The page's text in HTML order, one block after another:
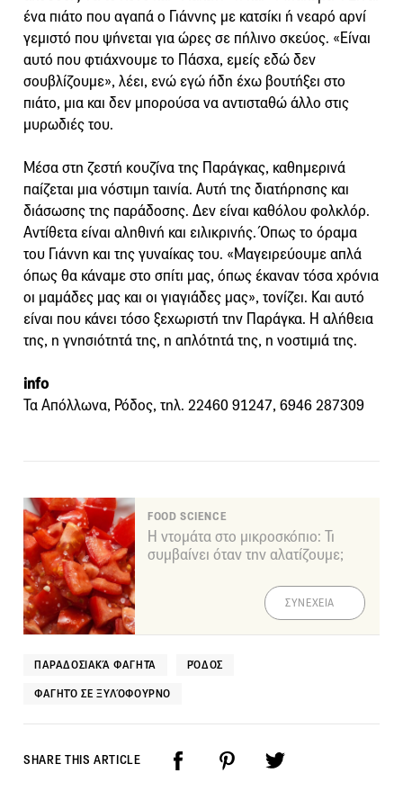
ένα πιάτο που αγαπά ο Γιάννης με κατσίκι ή νεαρό αρνί
γεμιστό που ψήνεται για ώρες σε πήλινο σκεύος. «Είναι
αυτό που φτιάχνουμε το Πάσχα, εμείς εδώ δεν
σουβλίζουμε», λέει, ενώ εγώ ήδη έχω βουτήξει στο
πιάτο, μια και δεν μπορούσα να αντισταθώ άλλο στις
μυρωδιές του.
Μέσα στη ζεστή κουζίνα της Παράγκας, καθημερινά
παίζεται μια νόστιμη ταινία. Αυτή της διατήρησης και
διάσωσης της παράδοσης. Δεν είναι καθόλου φολκλόρ.
Αντίθετα είναι αληθινή και ειλικρινής. Όπως το όραμα
του Γιάννη και της γυναίκας του. «Μαγειρεύουμε απλά
όπως θα κάναμε στο σπίτι μας, όπως έκαναν τόσα χρόνια
οι μαμάδες μας και οι γιαγιάδες μας», τονίζει. Και αυτό
είναι που κάνει τόσο ξεχωριστή την Παράγκα. Η αλήθεια
της, η γνησιότητά της, η απλότητά της, η νοστιμιά της.
info
Τα Απόλλωνα, Ρόδος, τηλ. 22460 91247, 6946 287309
FOOD SCIENCE
Η ντομάτα στο μικροσκόπιο: Τι
συμβαίνει όταν την αλατίζουμε;
ΣΥΝΕΧΕΙΑ
ΠΑΡΑΔΟΣΙΑΚΆ ΦΑΓΗΤΆ ΡΌΔΟΣ
ΦΑΓΗΤΌ ΣΕ ΞΥΛΌΦΟΥΡΝΟ
SHARE THIS ARTICLE